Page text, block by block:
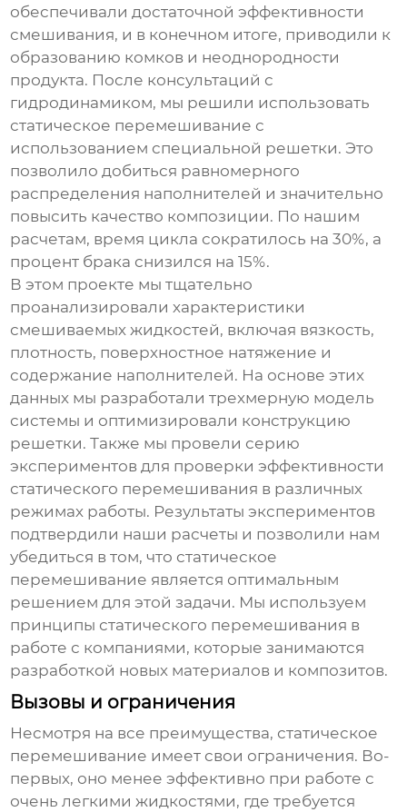
обеспечивали достаточной эффективности
смешивания, и в конечном итоге, приводили к
образованию комков и неоднородности
продукта. После консультаций с
гидродинамиком, мы решили использовать
статическое перемешивание с
использованием специальной решетки. Это
позволило добиться равномерного
распределения наполнителей и значительно
повысить качество композиции. По нашим
расчетам, время цикла сократилось на 30%, а
процент брака снизился на 15%.
В этом проекте мы тщательно
проанализировали характеристики
смешиваемых жидкостей, включая вязкость,
плотность, поверхностное натяжение и
содержание наполнителей. На основе этих
данных мы разработали трехмерную модель
системы и оптимизировали конструкцию
решетки. Также мы провели серию
экспериментов для проверки эффективности
статического перемешивания в различных
режимах работы. Результаты экспериментов
подтвердили наши расчеты и позволили нам
убедиться в том, что статическое
перемешивание является оптимальным
решением для этой задачи. Мы используем
принципы статического перемешивания в
работе с компаниями, которые занимаются
разработкой новых материалов и композитов.
Вызовы и ограничения
Несмотря на все преимущества, статическое
перемешивание имеет свои ограничения. Во-
первых, оно менее эффективно при работе с
очень легкими жидкостями, где требуется